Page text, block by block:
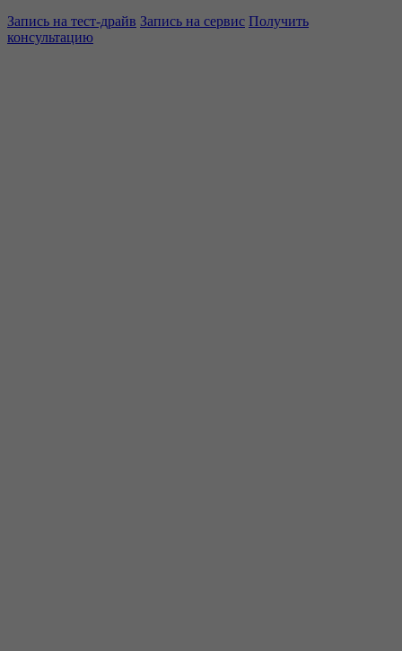
Запись на тест-драйв Запись на сервис Получить
консультацию